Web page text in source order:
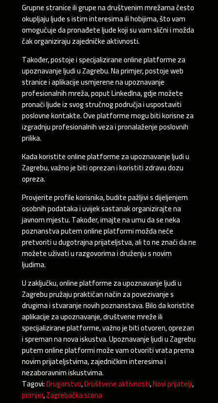
Grupne stranice ili grupe na društvenim mrežama često
okupljaju ljude s istim interesima ili hobijima, što vam
omogućuje da pronađete ljude koji su vam slični i možda
čak organiziraju zajedničke aktivnosti.
Također, postoje i specijalizirane online platforme za
upoznavanje ljudi u Zagrebu. Na primjer, postoje web
stranice i aplikacije usmjerene na upoznavanje
profesionalnih mreža, poput LinkedIna, gdje možete
pronaći ljude iz svog stručnog područja i uspostaviti
poslovne kontakte. Ove platforme mogu biti korisne za
izgradnju profesionalnih veza i pronalaženje poslovnih
prilika.
Kada koristite online platforme za upoznavanje ljudi u
Zagrebu, važno je biti oprezan i koristiti zdravu dozu
opreza.
Provjerite profile korisnika, budite pažljivi s dijeljenjem
osobnih podataka i uvijek sastanak organizirajte na
javnom mjestu. Također, imajte na umu da se neka
poznanstva putem online platformi možda neće
pretvoriti u dugotrajna prijateljstva, ali to ne znači da ne
možete uživati u razgovorima i druženju s novim
ljudima.
U zaključku, online platforme za upoznavanje ljudi u
Zagrebu pružaju praktičan način za povezivanje s
drugima i stvaranje novih poznanstava. Bilo da koristite
aplikacije za upoznavanje, društvene mreže ili
specijalizirane platforme, važno je biti otvoren, oprezan
i spreman na nova iskustva. Upoznavanje ljudi u Zagrebu
putem online platformi može vam otvoriti vrata prema
novim prijateljstvima, zajedničkim interesima i
nezaboravnim iskustvima.
Tagovi:Drugarstvo,Društvene aktivnosti,Novi prijatelji,
primjer,Zagrebačka scena